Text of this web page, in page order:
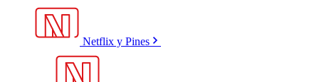
Netflix y Pines